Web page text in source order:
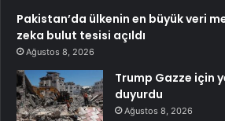
Pakistan’da ülkenin en büyük veri
zeka bulut tesisi açıldı
Ağustos 8, 2026
Trump Gazze için
duyurdu
Ağustos 8, 2026